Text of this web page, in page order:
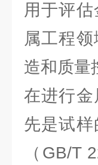
用于评
属工程
造和质量
在进行
先是试
（GB/T